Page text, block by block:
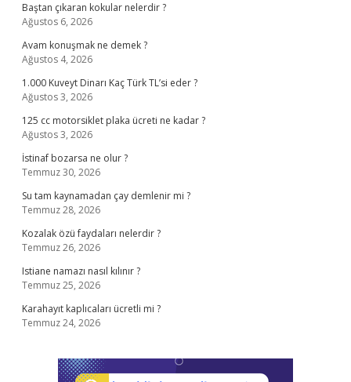
Baştan çıkaran kokular nelerdir ?
Ağustos 6, 2026
Avam konuşmak ne demek ?
Ağustos 4, 2026
1.000 Kuveyt Dinarı Kaç Türk TL’si eder ?
Ağustos 3, 2026
125 cc motorsiklet plaka ücreti ne kadar ?
Ağustos 3, 2026
İstinaf bozarsa ne olur ?
Temmuz 30, 2026
Su tam kaynamadan çay demlenir mi ?
Temmuz 28, 2026
Kozalak özü faydaları nelerdir ?
Temmuz 26, 2026
Istiane namazı nasıl kılınır ?
Temmuz 25, 2026
Karahayıt kaplıcaları ücretli mi ?
Temmuz 24, 2026